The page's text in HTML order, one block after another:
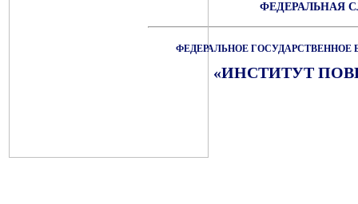
ФЕДЕРАЛЬНАЯ
ФЕДЕРАЛЬНОЕ
«ИНСТИТУТ